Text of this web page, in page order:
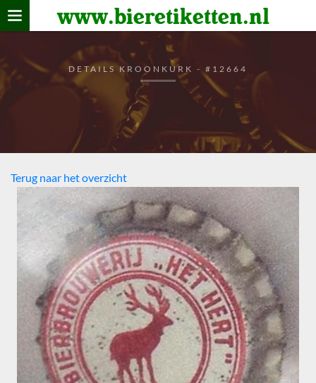
www.bieretiketten.nl
Home
De bierkaart
DETAILS KROONKURK - #12664
Terug naar het overzicht